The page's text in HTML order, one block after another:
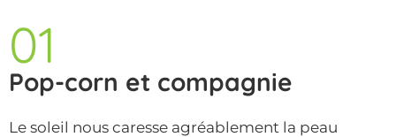
01
Pop-corn et compagnie
Le soleil nous caresse agréablement la peau